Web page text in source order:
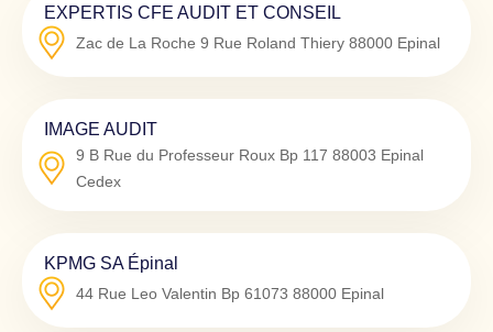
EXPERTIS CFE AUDIT ET CONSEIL
Zac de La Roche 9 Rue Roland Thiery 88000 Epinal
IMAGE AUDIT
9 B Rue du Professeur Roux Bp 117 88003 Epinal
Cedex
KPMG SA Épinal
44 Rue Leo Valentin Bp 61073 88000 Epinal